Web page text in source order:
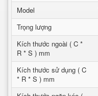
Model
Trọng lượng
Kích thước ngoài ( C *
R * S ) mm
Kích thước sử dụng ( C
* R * S ) mm